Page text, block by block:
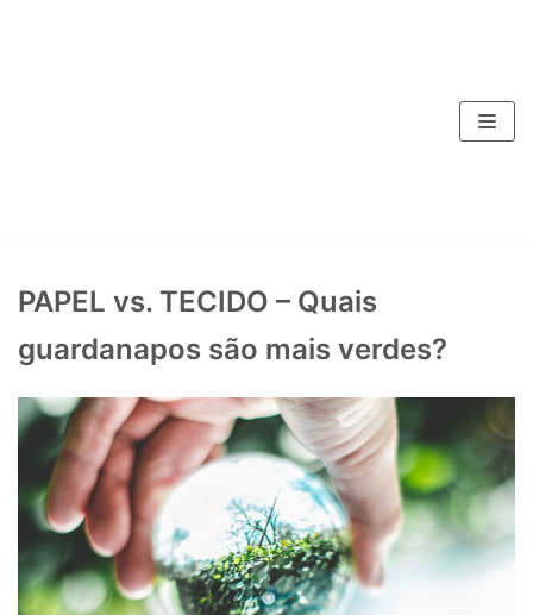
PAPEL vs. TECIDO – Quais
guardanapos são mais verdes?